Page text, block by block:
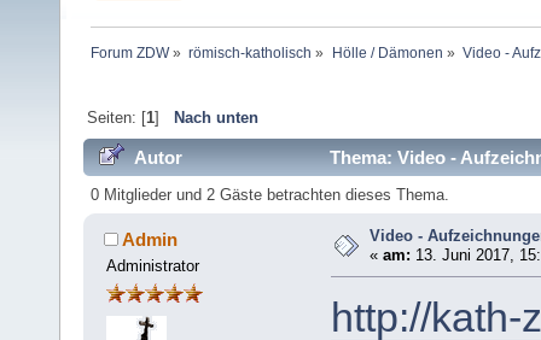
Forum ZDW» römisch-katholisch » Hölle / Dämonen » Video -
Seiten: [1] Nach unten
Autor Thema: Video -
0 Mitglieder und 2 Gäste betrachten dieses Thema.
Admin
Administrator
Video -
«am: 13. Juni 2017,
http://kath-